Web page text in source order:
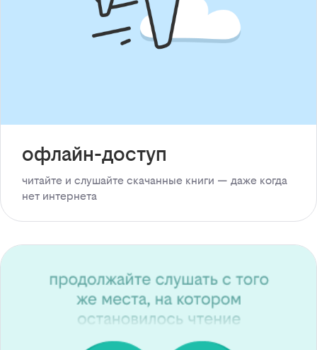
офлайн-доступ
читайте и слушайте скачанные книги — даже когда
нет интернета